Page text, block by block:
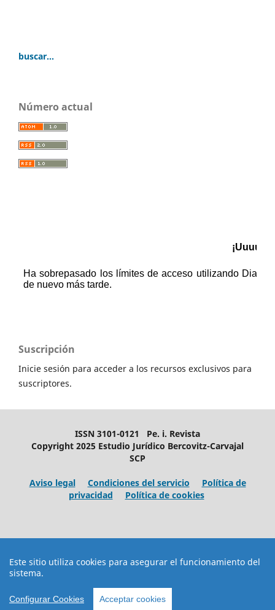
Este sitio utiliza cookies para asegurar el funcionamiento del
sistema.
Configurar Cookies Acceptar cookies
buscar...
Número actual
Suscripción
Inicie sesión para acceder a los recursos exclusivos para
suscriptores.
ISSN 3101-0121 Pe. i. Revista
Copyright 2025 Estudio Jurídico Bercovitz-Carvajal
SCP
Aviso legal Condiciones del servicio
Política de
privacidad
Política de cookies